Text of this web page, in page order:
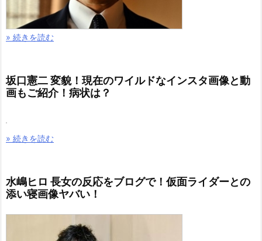
» 続きを読む
坂口憲二 変貌！現在のワイルドなインスタ画像と動
画もご紹介！病状は？
» 続きを読む
水嶋ヒロ 長女の反応をブログで！仮面ライダーとの
添い寝画像ヤバい！